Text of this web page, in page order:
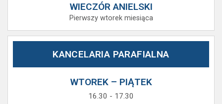
WIECZÓR ANIELSKI
Pierwszy wtorek miesiąca
KANCELARIA PARAFIALNA
WTOREK – PIĄTEK
16.30 - 17.30